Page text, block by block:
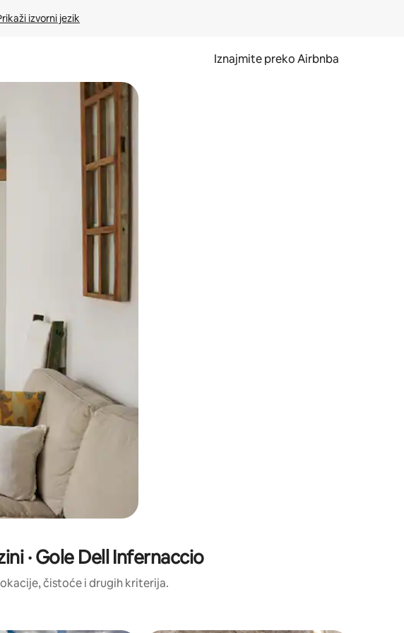
izvorni jezik
Iznajmite preko Airbnba
kao i dodirom ili prelaskom prstom po zaslonu.
· Gole Dell Infernaccio
čistoće i drugih kriterija.